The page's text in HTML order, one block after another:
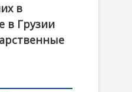
в
в Грузии